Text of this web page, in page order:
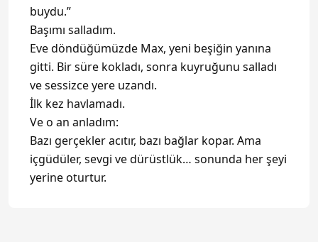
buydu.”
Başımı salladım.
Eve döndüğümüzde Max, yeni beşiğin yanına
gitti. Bir süre kokladı, sonra kuyruğunu salladı
ve sessizce yere uzandı.
İlk kez havlamadı.
Ve o an anladım:
Bazı gerçekler acıtır, bazı bağlar kopar. Ama
içgüdüler, sevgi ve dürüstlük… sonunda her şeyi
yerine oturtur.